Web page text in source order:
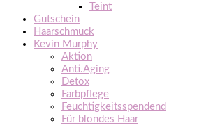
Teint
Gutschein
Haarschmuck
Kevin Murphy
Aktion
Anti.Aging
Detox
Farbpflege
Feuchtigkeitsspendend
Für blondes Haar